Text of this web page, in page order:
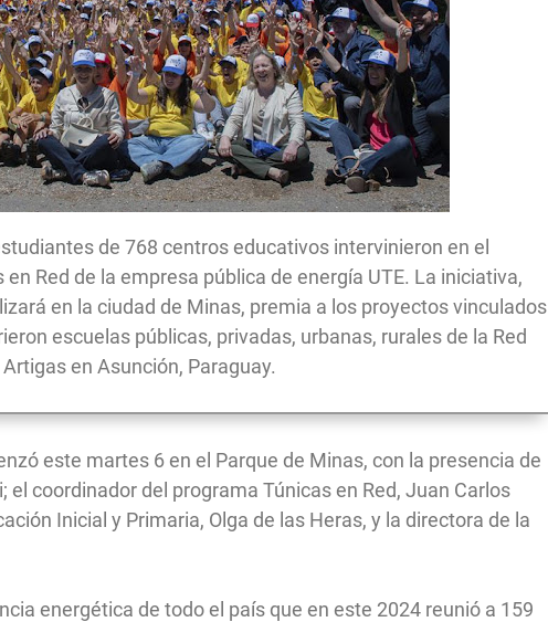
de 768 centros educativos intervinieron en el
Red de la empresa pública de energía UTE. La iniciativa,
en la ciudad de Minas, premia a los proyectos vinculados
escuelas públicas, privadas, urbanas, rurales de la Red
en Asunción, Paraguay.
este martes 6 en el Parque de Minas, con la presencia de
el coordinador del programa Túnicas en Red, Juan Carlos
Inicial y Primaria, Olga de las Heras, y la directora de la
energética de todo el país que en este 2024 reunió a 159